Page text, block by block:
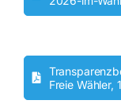
Freie Wähler,